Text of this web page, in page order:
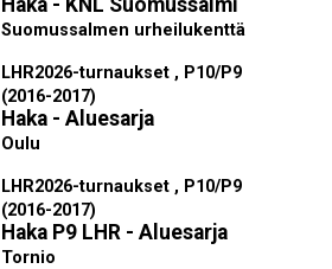
Haka - KNL Suomussalmi
Suomussalmen urheilukenttä
LHR2026-turnaukset , P10/P9
(2016-2017)
Haka - Aluesarja
Oulu
LHR2026-turnaukset , P10/P9
(2016-2017)
Haka P9 LHR - Aluesarja
Tornio